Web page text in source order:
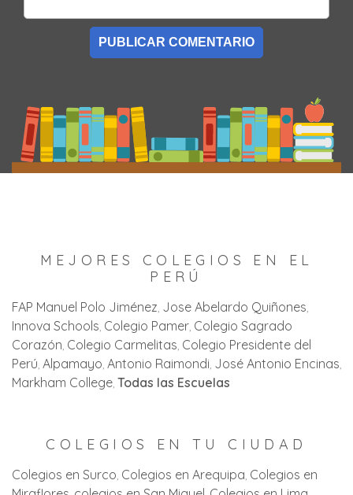
MEJORES COLEGIOS EN EL
PERÚ
FAP Manuel Polo Jiménez Jose Abelardo Quiñones
Innova Schools Colegio Pamer Colegio Sagrado
Corazón Colegio Carmelitas Colegio Presidente del
Perú Alpamayo Antonio Raimondi José Antonio Encinas
Markham College Todas las Escuelas
COLEGIOS EN TU CIUDAD
Colegios en Surco Colegios en Arequipa Colegios en